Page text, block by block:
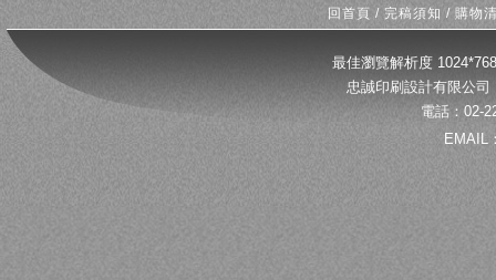
回首頁 /完稿須知 /購物
最佳瀏覽解析度
忠誠印刷設計有限公
電話：02-
EMAIL